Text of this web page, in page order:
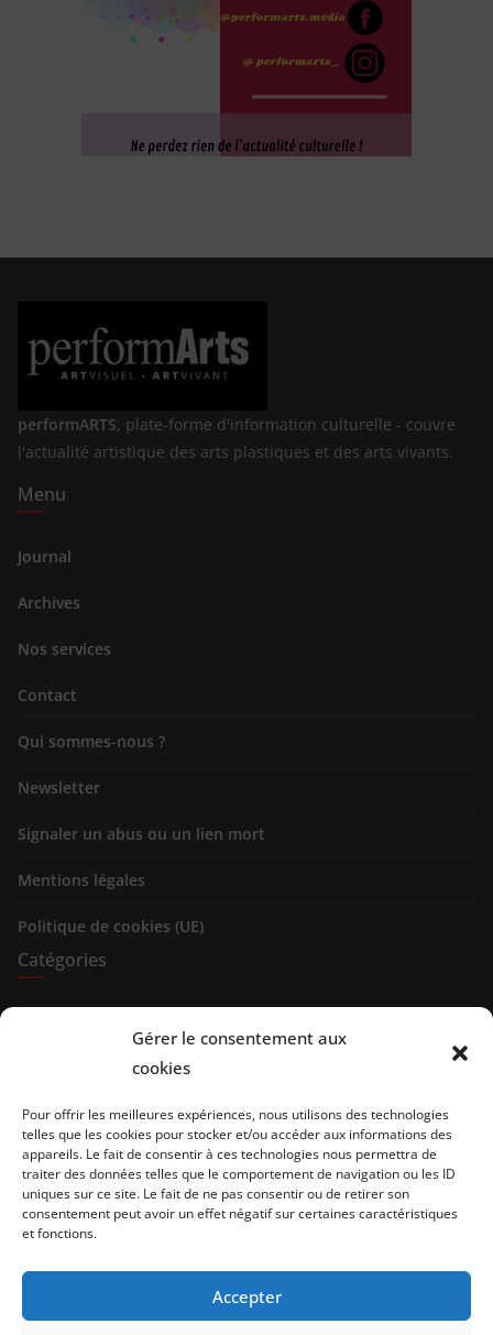
Gérer le consentement aux
cookies
Pour offrir les meilleures expériences, nous utilisons des technologies
telles que les cookies pour stocker et/ou accéder aux informations des
appareils. Le fait de consentir à ces technologies nous permettra de
traiter des données telles que le comportement de navigation ou les ID
uniques sur ce site. Le fait de ne pas consentir ou de retirer son
consentement peut avoir un effet négatif sur certaines caractéristiques
et fonctions.
Accepter
performARTS, plate-forme d'information culturelle - couvre
l'actualité artistique des arts plastiques et des arts vivants.
Menu
Journal
Archives
Nos services
Contact
Qui sommes-nous ?
Newsletter
Signaler un abus ou un lien mort
Mentions légales
Politique de cookies (UE)
Catégories
Evénements
Brèves de lecture
Opinion